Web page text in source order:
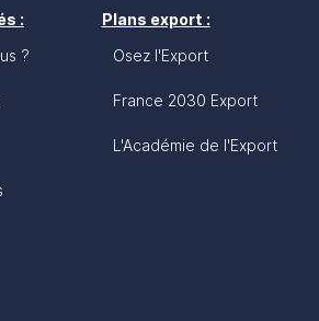
:
?
Plans export :
Osez l'Export
France 2030 Export
L'Académie de l'Export